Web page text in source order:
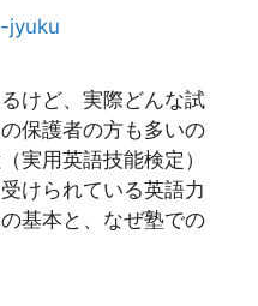
jyuku
けど、実際どんな試
保護者の方も多いの
実用英語技能検定）
けられている英語力
基本と、なぜ塾での